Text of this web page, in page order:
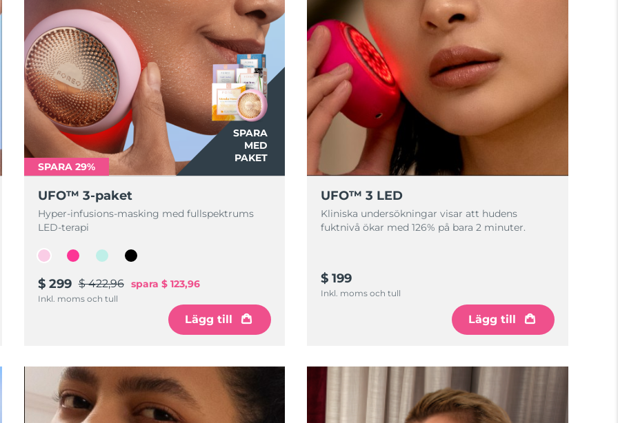
SPARA
MED
PAKET
SPARA 29%
UFO™ 3-paket
Hyper-infusions-masking med fullspektrums
LED-terapi
$ 299 $ 422,96 spara $ 123,96
Inkl. moms och tull
Lägg till
UFO™ 3 LED
Kliniska undersökningar visar att hudens
fuktnivå ökar med 126% på bara 2 minuter.
$ 199
Inkl. moms och tull
Lägg till